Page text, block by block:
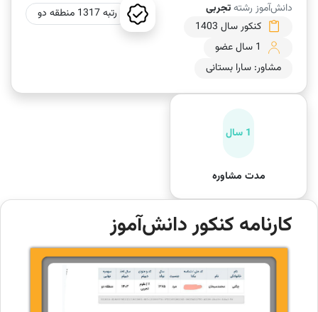
دانش‌آموز رشتهتجربی
کنکور سال 1403
1 سال عضو
مشاور: سارا بستانی
رتبه 1317 منطقه دو
1 سال
مدت مشاوره
کارنامه کنکور دانش‌آموز